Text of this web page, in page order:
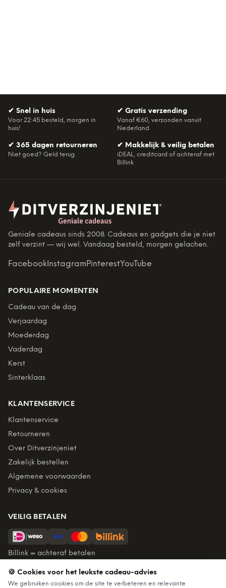
✔ Snel in huis
Voor 22:45 besteld, morgen in
huis!
✔ Gratis verzending
Vanaf €60, verzonden vanuit
Nederland
✔ 365 dagen retourneren
Niet goed? Geld terug.
✔ Makkelijk & veilig betalen
iDEAL, creditcard of achteraf met
Billink
Geniale cadeaus sinds 2008. Cadeaus en gadgets die je niet
zelf verzint — wij wel. Vandaag besteld, morgen gelachen.
Facebook InstagramPinterestYouTube
POPULAIRE MOMENTEN
Cadeau van de dag
Verjaardag
Moederdag
Vaderdag
Kerst
Sinterklaas
KLANTENSERVICE
Klantenservice
Retourneren
Over Ditverzinjeniet
Zakelijk bestellen
Algemene voorwaarden
Privacy & cookies
VEILIG BETALEN
Billink = achteraf betalen
BEZORGING
🍪 Cookies voor het leukste cadeau-advies
We gebruiken cookies om de site te verbeteren en relevante